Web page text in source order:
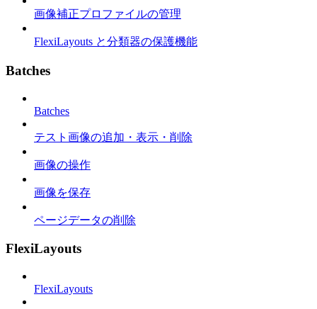
画像補正プロファイルの管理
FlexiLayouts と分類器の保護機能
Batches
Batches
テスト画像の追加・表示・削除
画像の操作
画像を保存
ページデータの削除
FlexiLayouts
FlexiLayouts